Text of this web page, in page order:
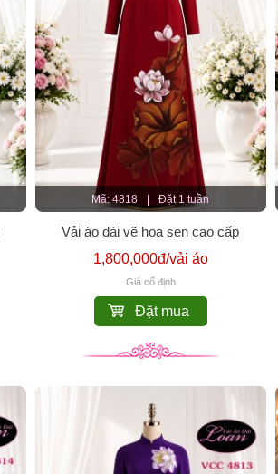
Mã: 4818 | Đặt 1 tuần
Vải áo dài vẽ hoa sen cao cấp
1,800,000đ/vải áo
Giá cố định
Đặt mua